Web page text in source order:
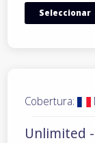
Seleccionar
Cobertura:
Unlimited